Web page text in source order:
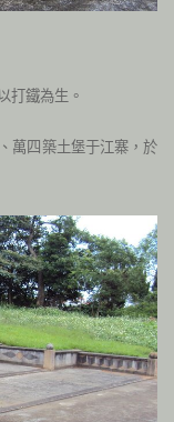
打鐵為生。
萬四築土堡于江寨，於